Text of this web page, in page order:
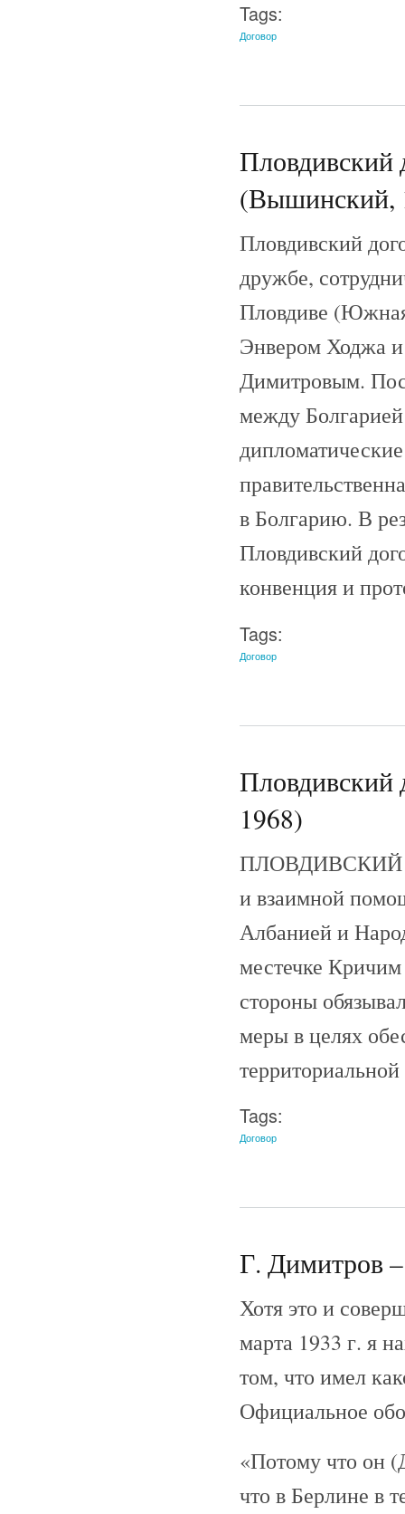
Tags:
Договор
Пловдивский
(Вышинский,
Пловдивский
дружбе,
Пловдиве
Энвером Ходжа
Димитровым.
между
в Болгарию. В
Пловдивский
конвенция и
Tags:
Договор
Пловдивский
1968)
ПЛОВДИВСКИЙ
и взаимной
Албанией и
местечке
стороны
меры в целях
Tags:
Договор
Г. Димитров
Хотя это и
марта 1933 г. я
том, что имел
Официальное
«Потому что он
что в Берлине в